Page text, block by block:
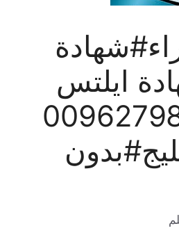
ايلتس